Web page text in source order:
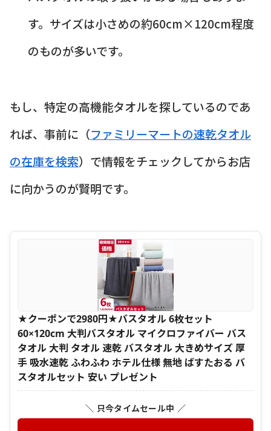
す。サイズは小さめの約60cm×120cm程度
のものが多いです。
もし、特定の高機能タオルを探しているのであ
れば、事前に（ファミリーマートの速乾タオル
の在庫を検索）で情報をチェックしてからお店
に向かうのが賢明です。
★クーポンで2980円★バスタオル 6枚セット
60×120cm 大判バスタオル マイクロファイバー バス
タオル 大判 タオル 速乾 バスタオル 大きめサイズ 厚
手 吸水速乾 ふわふわ ホテル仕様 無地 ばすたおる バ
スタオルセット 安い プレゼント
＼ 只今タイムセール中 ／